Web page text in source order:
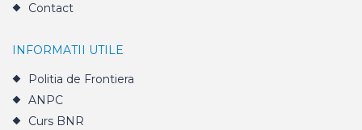
Contact
INFORMATII UTILE
Politia de Frontiera
ANPC
Curs BNR